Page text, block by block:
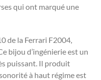
qui ont marqué une
de la Ferrari F2004,
bijou d’ingénierie est un
puissant. Il produit
à haut régime est